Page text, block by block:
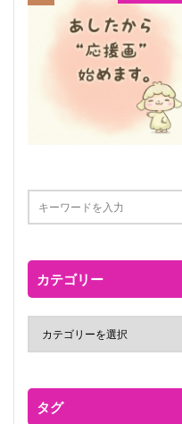
カテゴリー
タグ